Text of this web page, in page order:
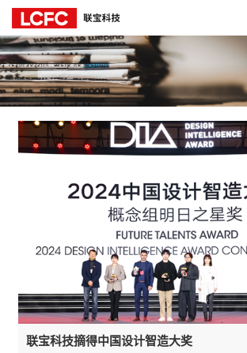
联宝科技摘得中国设计智造大奖